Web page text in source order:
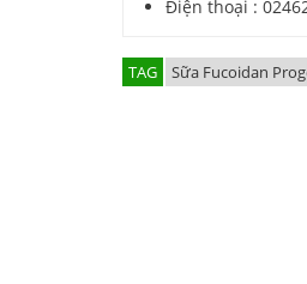
Điện thoại :
TAG Sữa Fucoidan